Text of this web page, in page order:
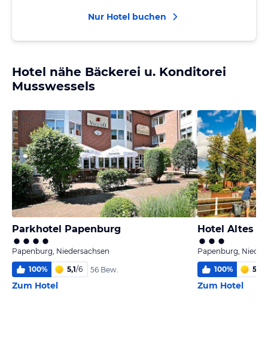
Nur Hotel buchen
Hotel nähe Bäckerei u. Konditorei
Musswessels
Parkhotel Papenburg
Papenburg, Niedersachsen
100% 5,1/6 56 Bew.
Zum Hotel
Hotel Altes
Papenburg,
100% 5,9
Zum Hotel